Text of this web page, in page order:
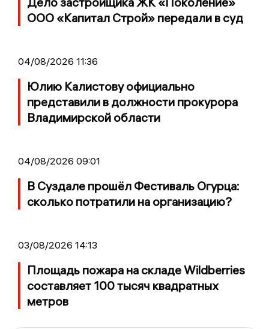
ООО «Капитал Строй» передали в суд
04/08/2026 11:36
Юлию Калистову официально
представили в должности прокурора
Владимирской области
04/08/2026 09:01
В Суздале прошёл Фестиваль Огурца:
сколько потратили на организацию?
03/08/2026 14:13
Площадь пожара на складе Wildberries
составляет 100 тысяч квадратных
метров